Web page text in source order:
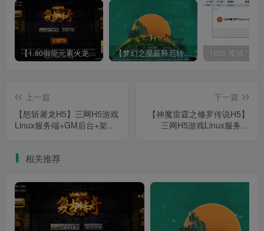
【1.80御龍元素火龙[摸摸登陆器]】战神引擎WIN服务端+GM工具+充值后台+双端+架设教程 【梦幻之星辰释厄转尊享挂机版】MT3换皮梦幻西游Linux服务端+GM后台+双端+源码+架设教程
上一篇
【怒斩屠龙H5】三网H5游戏
Linux服务端+GM后台+架设
下一篇
【神魔雷霆之修罗传说H5】
三网H5游戏Linux服务端
相关推荐